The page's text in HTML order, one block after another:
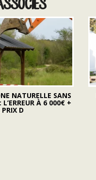
NATURELLE SANS
À 6 000€ +
PRIX D